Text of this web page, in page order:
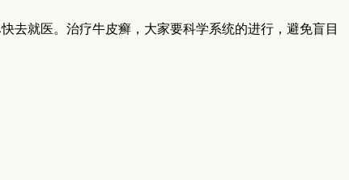
去就医。治疗牛皮癣，大家要科学系统的进行，避免盲目